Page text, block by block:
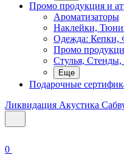
Промо продукция и
Ароматизаторы
Наклейки,
Одежда: Кепки,
Промо
Стулья,
Еще
Подарочные
Ликвидация Акустика
0